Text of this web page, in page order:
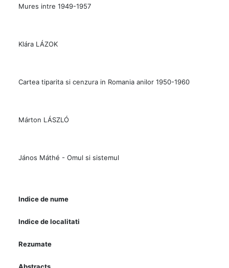
Mures intre 1949-1957
Klára LÁZOK
Cartea tiparita si cenzura in Romania anilor 1950-1960
Márton LÁSZLÓ
János Máthé - Omul si sistemul
Indice de nume
Indice de localitati
Rezumate